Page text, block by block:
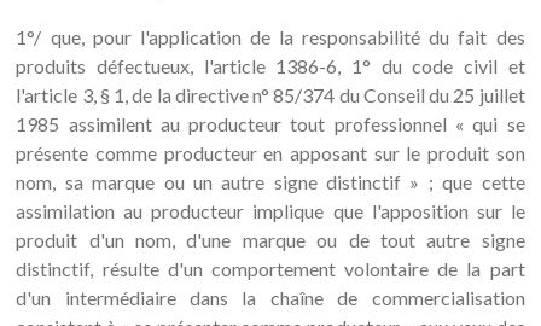
1°/ que, pour l'application de la responsabilité du fait des
produits défectueux, l'article 1386-6, 1° du code civil et
l'article 3, § 1, de la directive n° 85/374 du Conseil du 25 juillet
1985 assimilent au producteur tout professionnel « qui se
présente comme producteur en apposant sur le produit son
nom, sa marque ou un autre signe distinctif » ; que cette
assimilation au producteur implique que l'apposition sur le
produit d'un nom, d'une marque ou de tout autre signe
distinctif, résulte d'un comportement volontaire de la part
d'un intermédiaire dans la chaîne de commercialisation